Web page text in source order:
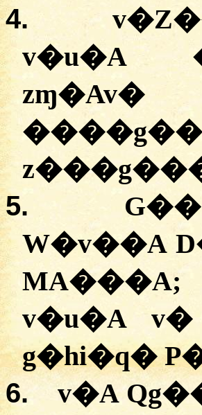
4.
v�u�A
5.
W�v��A
v�u�A
g�hi�q�
6.
v�A